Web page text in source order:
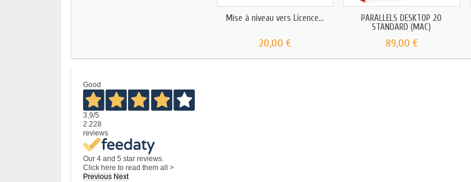
Mise à niveau vers Licence...
20,00 €
PARALLELS DESKTOP 20
STANDARD (MAC)
89,00 €
Good
3,9/5
2.228
reviews
Our 4 and 5 star reviews.
Click here to read them all >
Previous Next